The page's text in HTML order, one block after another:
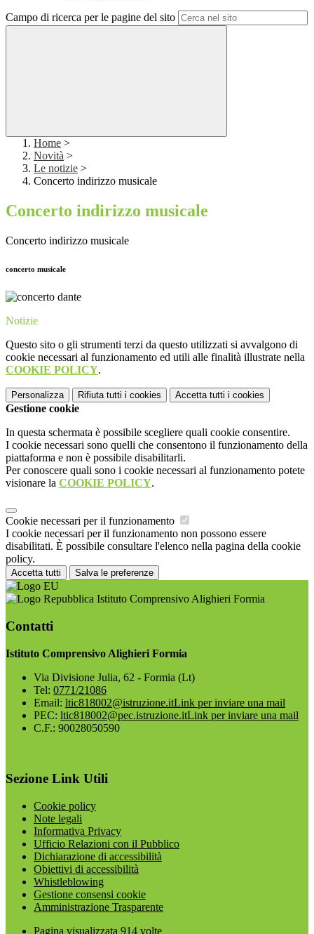
Campo di ricerca per le pagine del sito
Home >
Novità >
Le notizie >
Concerto indirizzo musicale
Concerto indirizzo musicale
Concerto indirizzo musicale
concerto musicale
Notizie
Questo sito o gli strumenti terzi da questo utilizzati si avvalgono di
cookie necessari al funzionamento ed utili alle finalità illustrate nella
COOKIE POLICY.
Personalizza Rifiuta tutti i cookies Accetta tutti i cookies
Gestione cookie
In questa schermata è possibile scegliere quali cookie consentire.
I cookie necessari sono quelli che consentono il funzionamento della
piattaforma e non è possibile disabilitarli.
Per conoscere quali sono i cookie necessari al funzionamento potete
visionare la COOKIE POLICY.
Cookie necessari per il funzionamento
I cookie necessari per il funzionamento non possono essere
disabilitati. È possibile consultare l'elenco nella pagina della cookie
policy.
Accetta tutti Salva le preferenze
Istituto Comprensivo Alighieri Formia
Contatti
Istituto Comprensivo Alighieri Formia
Via Divisione Julia, 62 - Formia (Lt)
Tel: 0771/21086
Email: ltic818002@istruzione.itLink per inviare una mail
PEC: ltic818002@pec.istruzione.itLink per inviare una mail
C.F.: 90028050590
Sezione Link Utili
Cookie policy
Note legali
Informativa Privacy
Ufficio Relazioni con il Pubblico
Dichiarazione di accessibilità
Obiettivi di accessibilità
Whistleblowing
Gestione consensi cookie
Amministrazione Trasparente
Pagina visualizzata 914 volte